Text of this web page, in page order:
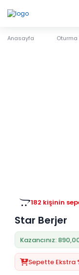
Anasayfa Oturma
182 kişinin
Star Berjer
Kazancınız:
Sepette Ekstra